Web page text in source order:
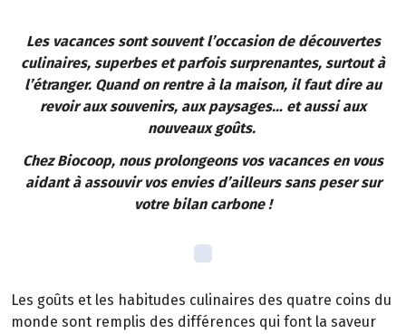
Les vacances sont souvent l’occasion de découvertes
culinaires, superbes et parfois surprenantes, surtout à
l’étranger. Quand on rentre à la maison, il faut dire au
revoir aux souvenirs, aux paysages… et aussi aux
nouveaux goûts.
Chez Biocoop, nous prolongeons vos vacances en vous
aidant à assouvir vos envies d’ailleurs sans peser sur
votre bilan carbone !
Les goûts et les habitudes culinaires des quatre coins du
monde sont remplis des différences qui font la saveur